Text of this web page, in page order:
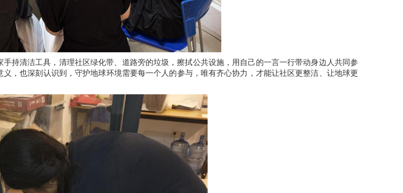
持清洁工具，清理社区绿化带、道路旁的垃圾，擦拭公共设施，用自己的一言一行带动身边人共同参
，也深刻认识到，守护地球环境需要每一个人的参与，唯有齐心协力，才能让社区更整洁、让地球更